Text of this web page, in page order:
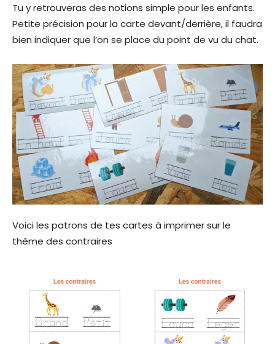
Tu y retrouveras des notions simple pour les enfants.
Petite précision pour la carte devant/derrière, il faudra
bien indiquer que l’on se place du point de vu du chat.
Voici les patrons de tes cartes à imprimer sur le
thème des contraires